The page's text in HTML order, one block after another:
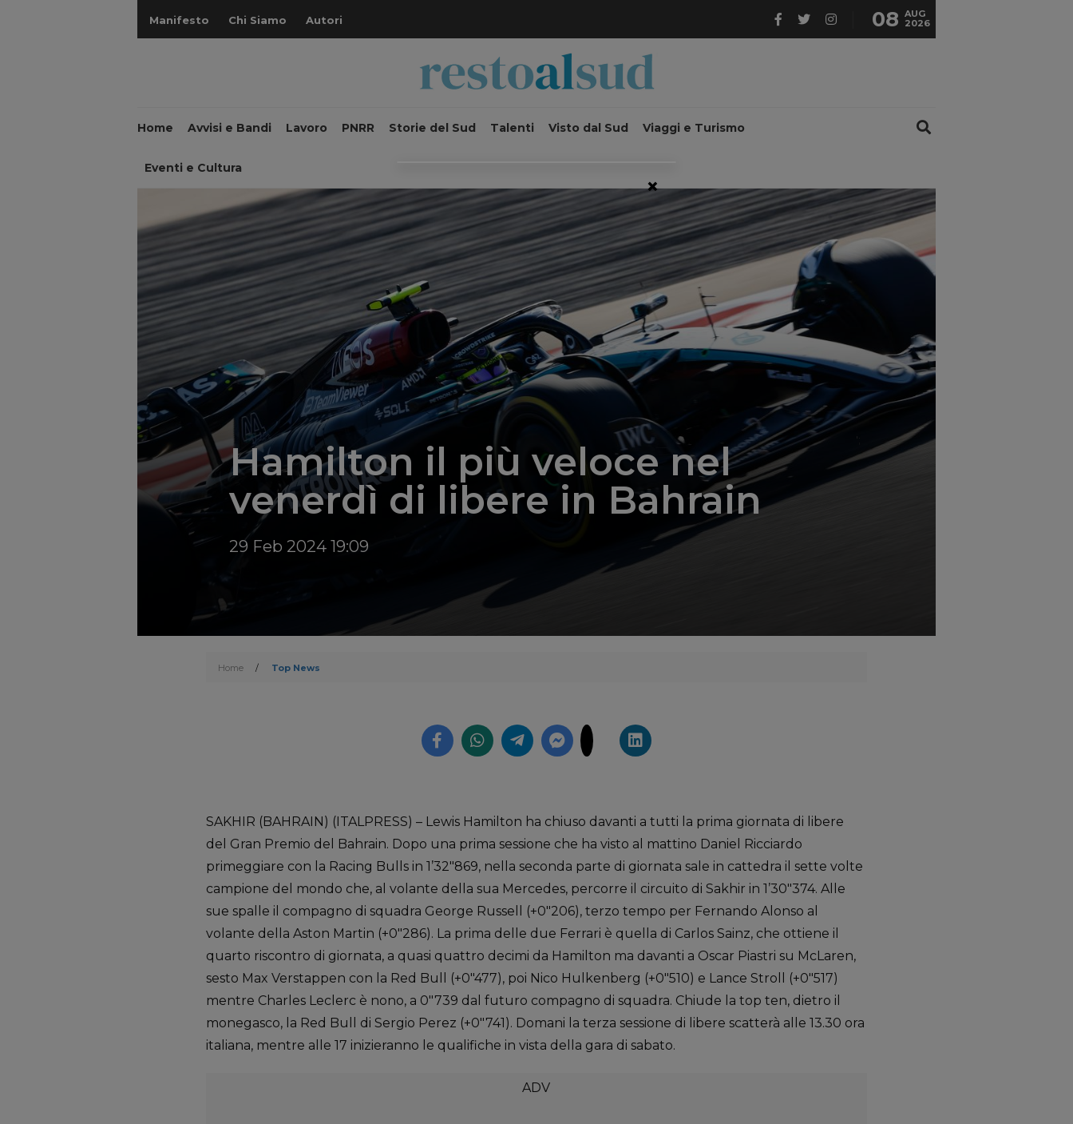
Manifesto Chi Siamo Autori 08 AUG
2026
Home Avvisi e Bandi Lavoro PNRR Storie del Sud Talenti Visto dal Sud Viaggi e Turismo
Eventi e Cultura
';
Hamilton il più veloce nel
venerdì di libere in Bahrain
29 Feb 2024 19:09
Home / Top News
SAKHIR (BAHRAIN) (ITALPRESS) – Lewis Hamilton ha chiuso davanti a tutti la prima giornata di libere
del Gran Premio del Bahrain. Dopo una prima sessione che ha visto al mattino Daniel Ricciardo
primeggiare con la Racing Bulls in 1’32″869, nella seconda parte di giornata sale in cattedra il sette volte
campione del mondo che, al volante della sua Mercedes, percorre il circuito di Sakhir in 1’30″374. Alle
sue spalle il compagno di squadra George Russell (+0″206), terzo tempo per Fernando Alonso al
volante della Aston Martin (+0″286). La prima delle due Ferrari è quella di Carlos Sainz, che ottiene il
quarto riscontro di giornata, a quasi quattro decimi da Hamilton ma davanti a Oscar Piastri su McLaren,
sesto Max Verstappen con la Red Bull (+0″477), poi Nico Hulkenberg (+0″510) e Lance Stroll (+0″517)
mentre Charles Leclerc è nono, a 0″739 dal futuro compagno di squadra. Chiude la top ten, dietro il
monegasco, la Red Bull di Sergio Perez (+0″741). Domani la terza sessione di libere scatterà alle 13.30 ora
italiana, mentre alle 17 inizieranno le qualifiche in vista della gara di sabato.
×